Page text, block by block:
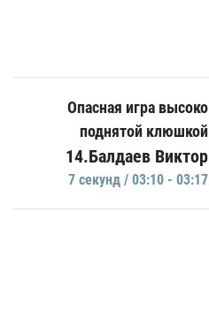
Опасная игра высоко
поднятой клюшкой
14.Балдаев Виктор
7 секунд / 03:10 - 03:17